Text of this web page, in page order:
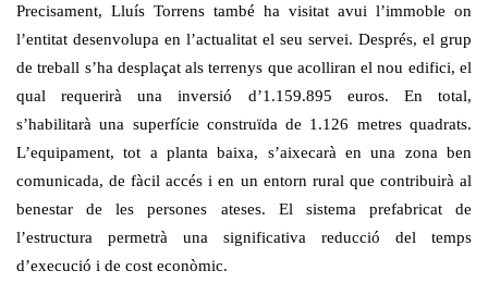
Precisament, Lluís Torrens també ha visitat avui l’immoble on
l’entitat desenvolupa en l’actualitat el seu servei. Després, el grup
de treball s’ha desplaçat als terrenys que acolliran el nou edifici, el
qual requerirà una inversió d’1.159.895 euros. En total,
s’habilitarà una superfície construïda de 1.126 metres quadrats.
L’equipament, tot a planta baixa, s’aixecarà en una zona ben
comunicada, de fàcil accés i en un entorn rural que contribuirà al
benestar de les persones ateses. El sistema prefabricat de
l’estructura permetrà una significativa reducció del temps
d’execució i de cost econòmic.